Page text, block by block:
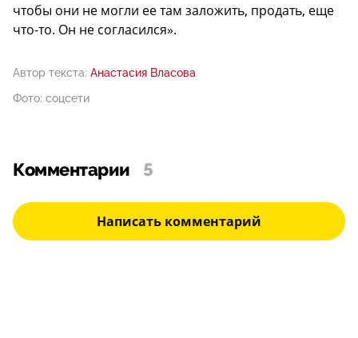
чтобы они не могли ее там заложить, продать, еще
что-то. Он не согласился».
Автор текста: Анастасия Власова
Фото: соцсети
Комментарии 5
Написать комментарий